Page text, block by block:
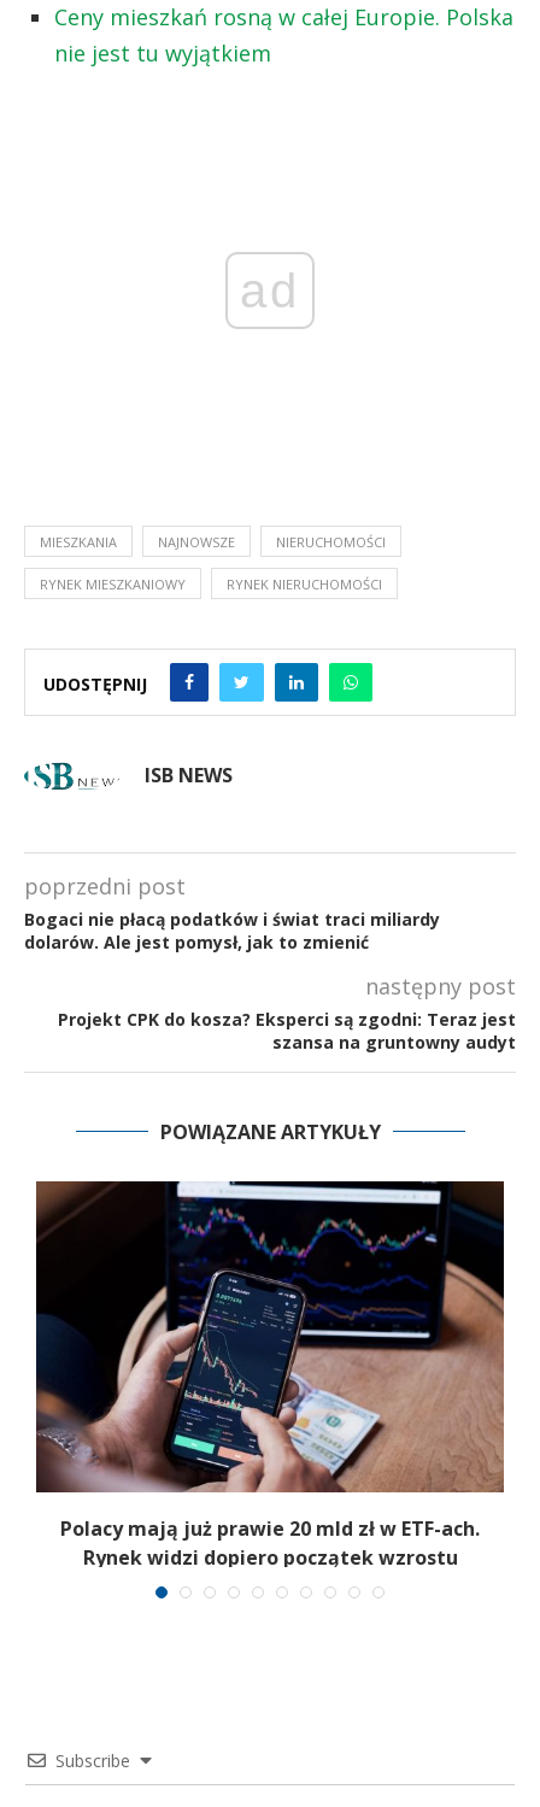
Ceny mieszkań rosną w całej Europie. Polska
nie jest tu wyjątkiem
ad
MIESZKANIA NAJNOWSZE NIERUCHOMOŚCI
RYNEK MIESZKANIOWY RYNEK NIERUCHOMOŚCI
UDOSTĘPNIJ
ISB NEWS
poprzedni post
Bogaci nie płacą podatków i świat traci miliardy
dolarów. Ale jest pomysł, jak to zmienić
następny post
Projekt CPK do kosza? Eksperci są zgodni: Teraz jest
szansa na gruntowny audyt
POWIĄZANE ARTYKUŁY
Polacy mają już prawie 20 mld zł w ETF-ach.
Rynek widzi dopiero początek wzrostu
Subscribe